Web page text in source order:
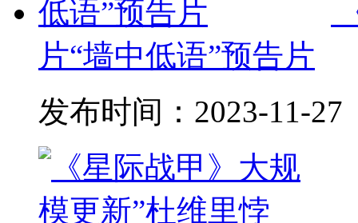
片“墙中低语”预告片
发布时间： 2023-11-27